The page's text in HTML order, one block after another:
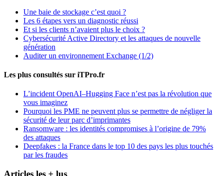
Une baie de stockage c’est quoi ?
Les 6 étapes vers un diagnostic réussi
Et si les clients n’avaient plus le choix ?
Cybersécurité Active Directory et les attaques de nouvelle
génération
Auditer un environnement Exchange (1/2)
Les plus consultés sur iTPro.fr
L’incident OpenAI–Hugging Face n’est pas la révolution que
vous imaginez
Pourquoi les PME ne peuvent plus se permettre de négliger la
sécurité de leur parc d’imprimantes
Ransomware : les identités compromises à l’origine de 79%
des attaques
Deepfakes : la France dans le top 10 des pays les plus touchés
par les fraudes
Articles les + lus